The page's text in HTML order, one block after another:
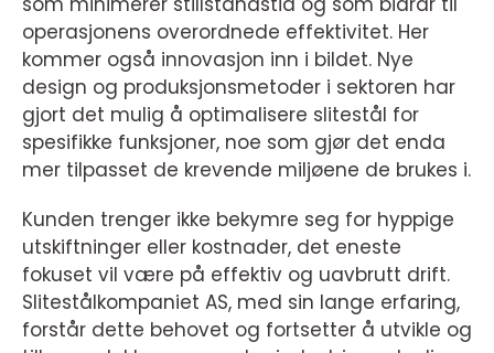
operasjonens overordnede effektivitet. Her
kommer også innovasjon inn i bildet. Nye
design og produksjonsmetoder i sektoren har
gjort det mulig å optimalisere slitestål for
spesifikke funksjoner, noe som gjør det enda
mer tilpasset de krevende miljøene de brukes i.
Kunden trenger ikke bekymre seg for hyppige
utskiftninger eller kostnader, det eneste
fokuset vil være på effektiv og uavbrutt drift.
Slitestålkompaniet AS, med sin lange erfaring,
forstår dette behovet og fortsetter å utvikle og